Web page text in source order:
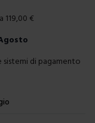
119,00 €
di pagamento